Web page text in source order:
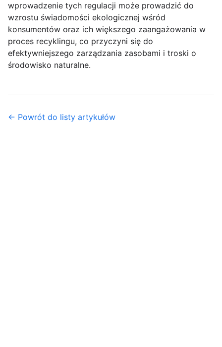
wprowadzenie tych regulacji może prowadzić do
wzrostu świadomości ekologicznej wśród
konsumentów oraz ich większego zaangażowania w
proces recyklingu, co przyczyni się do
efektywniejszego zarządzania zasobami i troski o
środowisko naturalne.
← Powrót do listy artykułów